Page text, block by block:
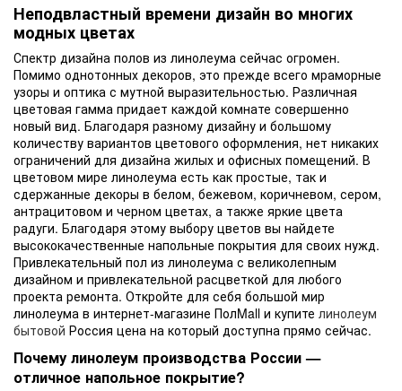
Неподвластный времени дизайн во многих
модных цветах
Спектр дизайна полов из линолеума сейчас огромен.
Помимо однотонных декоров, это прежде всего мраморные
узоры и оптика с мутной выразительностью. Различная
цветовая гамма придает каждой комнате совершенно
новый вид. Благодаря разному дизайну и большому
количеству вариантов цветового оформления, нет никаких
ограничений для дизайна жилых и офисных помещений. В
цветовом мире линолеума есть как простые, так и
сдержанные декоры в белом, бежевом, коричневом, сером,
антрацитовом и черном цветах, а также яркие цвета
радуги. Благодаря этому выбору цветов вы найдете
высококачественные напольные покрытия для своих нужд.
Привлекательный пол из линолеума с великолепным
дизайном и привлекательной расцветкой для любого
проекта ремонта. Откройте для себя большой мир
линолеума в интернет-магазине ПолMall и купите линолеум
бытовой Россия цена на который доступна прямо сейчас.
Почему линолеум производства России —
отличное напольное покрытие?